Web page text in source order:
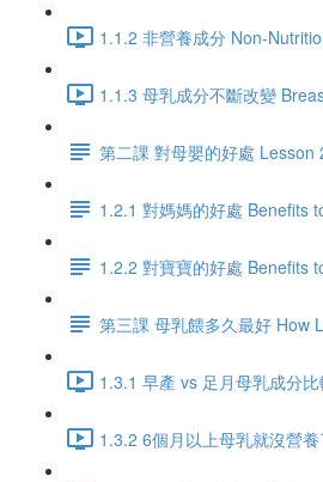
1.1.2 非營養成分 Non-
1.1.3 母乳成分不斷改變
第二課 對母嬰的好處
1.2.1 對媽媽的好處 Benefits
1.2.2 對寶寶的好處 Benefits
第三課 母乳餵多久最好 How
1.3.1 早產 vs 足月母乳成分
1.3.2 6個月以上母乳就沒營